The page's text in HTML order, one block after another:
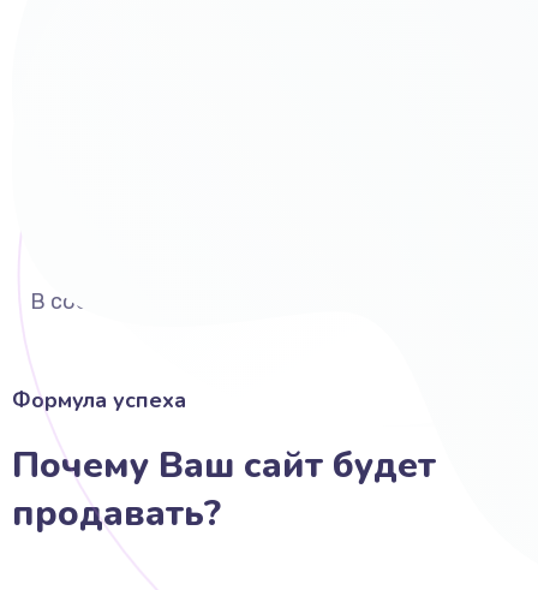
В соответствии со стандартами
Формула успеха
Почему Ваш сайт будет
продавать?